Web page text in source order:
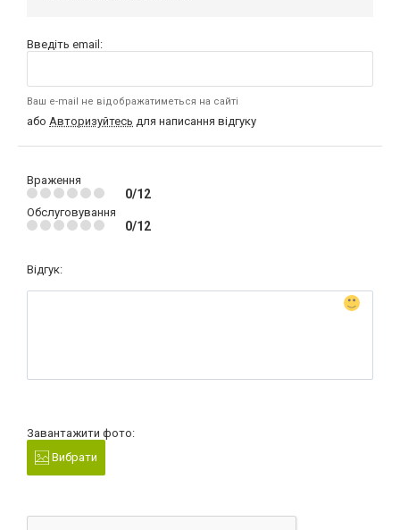
Введіть email:
Ваш e-mail не відображатиметься на сайті
або Авторизуйтесь для написання відгуку
Враження
0/12
Обслуговування
0/12
Відгук:
Завантажити фото:
Вибрати